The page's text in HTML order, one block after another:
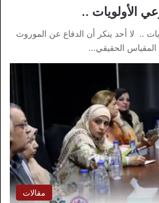
الأولويات ..
.. ​ لا أحد ينكر أن الدفاع عن الموروث
المقياس الحقيقي…
مقالات